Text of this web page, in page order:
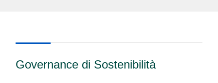
Governance di Sostenibilità